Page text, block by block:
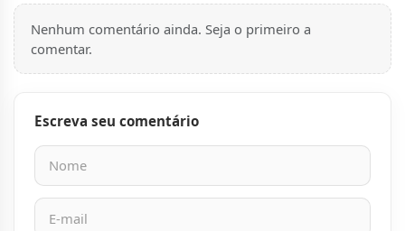
Nenhum comentário ainda. Seja o primeiro a
comentar.
Escreva seu comentário
Nome
E-mail